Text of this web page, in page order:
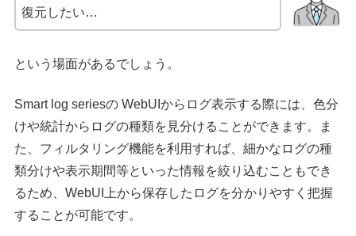
復元したい…
という場面があるでしょう。
Smart log seriesの WebUIからログ表示する際には、色分
けや統計からログの種類を見分けることができます。ま
た、フィルタリング機能を利用すれば、細かなログの種
類分けや表示期間等といった情報を絞り込むこともでき
るため、WebUI上から保存したログを分かりやすく把握
することが可能です。